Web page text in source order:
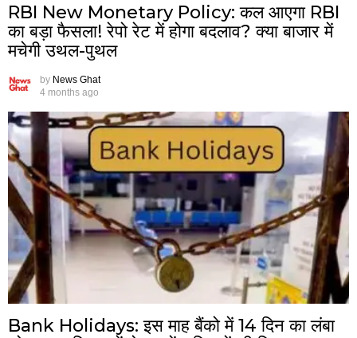
RBI New Monetary Policy: कल आएगा RBI
का बड़ा फैसला! रेपो रेट में होगा बदलाव? क्या बाजार में
मचेगी उथल-पुथल
by News Ghat
4 months ago
Bank Holidays: इस माह बैंको में 14 दिन का लंबा